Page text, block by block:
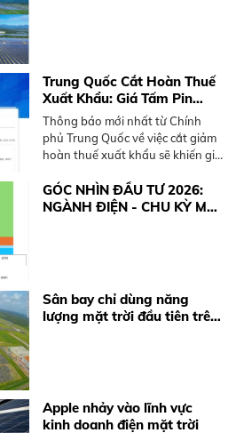
Trung Quốc Cắt Hoàn Thuế
Xuất Khẩu: Giá Tấm Pin
Solar và BESS Sắp Tăng
Mạnh
Thông báo mới nhất từ Chính
phủ Trung Quốc về việc cắt giảm
hoàn thuế xuất khẩu sẽ khiến giá
trữ (BESS) tăng từ 10-15%. Xem
ngay khuyến nghị từ BKE Solar.
GÓC NHÌN ĐẦU TƯ 2026:
NGÀNH ĐIỆN - CHU KỲ MỚI
Sân bay chỉ dùng năng
lượng mặt trời đầu tiên trên
Apple nhảy vào lĩnh vực
kinh doanh điện mặt trời